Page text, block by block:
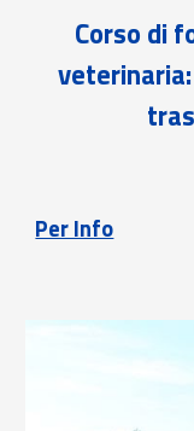
Corso di
Per Info